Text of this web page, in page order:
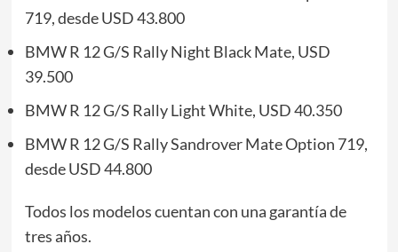
719, desde USD 43.800
BMW R 12 G/S Rally Night Black Mate, USD
39.500
BMW R 12 G/S Rally Light White, USD 40.350
BMW R 12 G/S Rally Sandrover Mate Option 719,
desde USD 44.800
Todos los modelos cuentan con una garantía de
tres años.